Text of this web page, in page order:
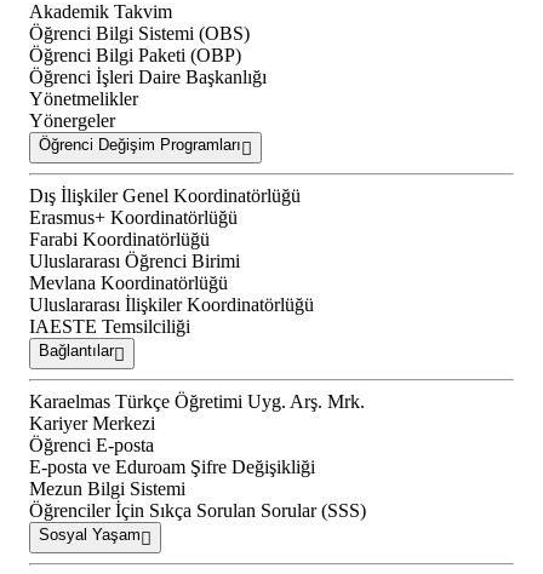
Akademik Takvim
Öğrenci Bilgi Sistemi (OBS)
Öğrenci Bilgi Paketi (OBP)
Öğrenci İşleri Daire Başkanlığı
Yönetmelikler
Yönergeler
Öğrenci Değişim Programları
Dış İlişkiler Genel Koordinatörlüğü
Erasmus+ Koordinatörlüğü
Farabi Koordinatörlüğü
Uluslararası Öğrenci Birimi
Mevlana Koordinatörlüğü
Uluslararası İlişkiler Koordinatörlüğü
IAESTE Temsilciliği
Bağlantılar
Karaelmas Türkçe Öğretimi Uyg. Arş. Mrk.
Kariyer Merkezi
Öğrenci E-posta
E-posta ve Eduroam Şifre Değişikliği
Mezun Bilgi Sistemi
Öğrenciler İçin Sıkça Sorulan Sorular (SSS)
Sosyal Yaşam